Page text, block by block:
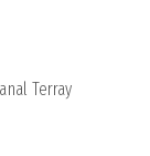
Terray